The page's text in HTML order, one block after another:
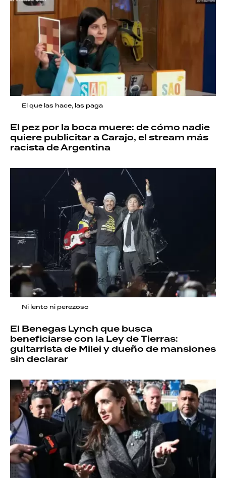
El que las hace, las paga
El pez por la boca muere: de cómo nadie
quiere publicitar a Carajo, el stream más
racista de Argentina
Ni lento ni perezoso
El Benegas Lynch que busca
beneficiarse con la Ley de Tierras:
guitarrista de Milei y dueño de mansiones
sin declarar